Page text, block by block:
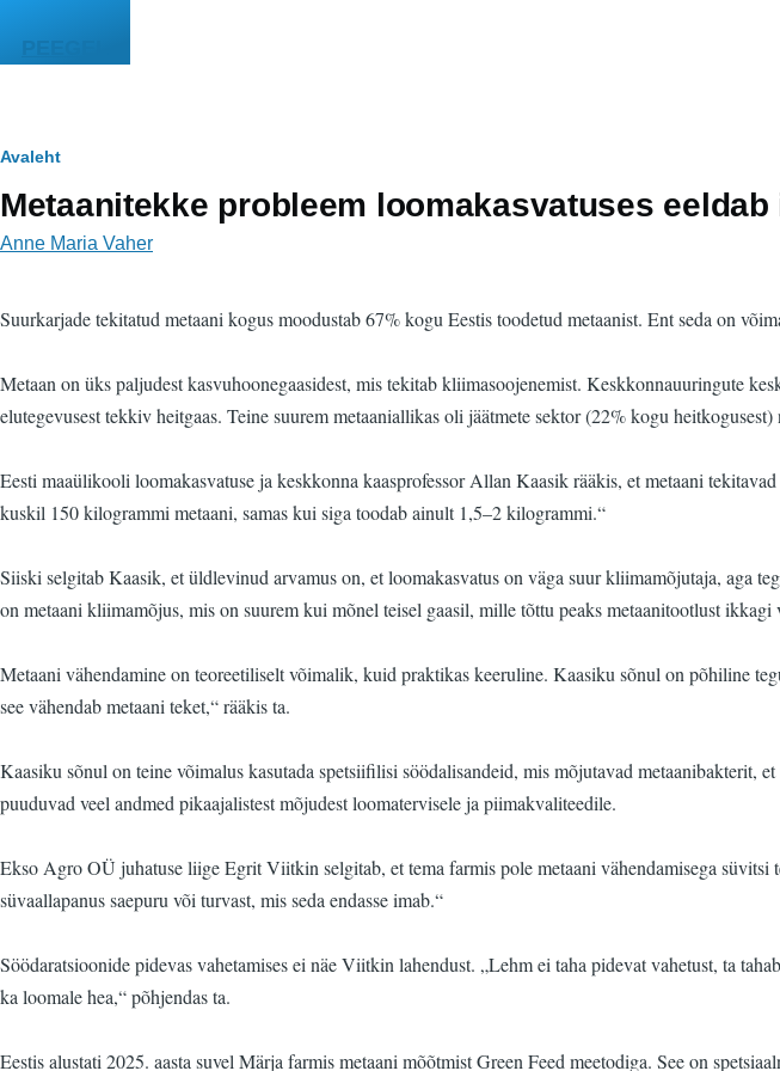
PEEGEL
Leivapuru
Avaleht
Metaanitekke probleem loomakasvatuses
Anne Maria Vaher
Suurkarjade tekitatud metaani kogus moodustab 67% kogu Eestis toodetud metaanist. Ent seda on
Metaan on üks paljudest kasvuhoonegaasidest, mis tekitab kliimasoojenemist. Keskkonnauuringute
elutegevusest tekkiv heitgaas. Teine suurem metaaniallikas oli jäätmete sektor (22% kogu
Eesti maaülikooli loomakasvatuse ja keskkonna kaasprofessor Allan Kaasik rääkis, et metaani
kuskil 150 kilogrammi metaani, samas kui siga toodab ainult 1,5–2 kilogrammi.“
Siiski selgitab Kaasik, et üldlevinud arvamus on, et loomakasvatus on väga suur kliimamõjutaja, aga
on metaani kliimamõjus, mis on suurem kui mõnel teisel gaasil, mille tõttu peaks metaanitootlust ikkagi
Metaani vähendamine on teoreetiliselt võimalik, kuid praktikas keeruline. Kaasiku sõnul on põhiline
see vähendab metaani teket,“ rääkis ta.
Kaasiku sõnul on teine võimalus kasutada spetsiifilisi söödalisandeid, mis mõjutavad metaanibakterit,
puuduvad veel andmed pikaajalistest mõjudest loomatervisele ja piimakvaliteedile.
Ekso Agro OÜ juhatuse liige Egrit Viitkin selgitab, et tema farmis pole metaani vähendamisega süvitsi
süvaallapanus saepuru või turvast, mis seda endasse imab.“
Söödaratsioonide pidevas vahetamises ei näe Viitkin lahendust. „Lehm ei taha pidevat vahetust, ta
ka loomale hea,“ põhjendas ta.
Eestis alustati 2025. aasta suvel Märja farmis metaani mõõtmist Green Feed meetodiga. See on